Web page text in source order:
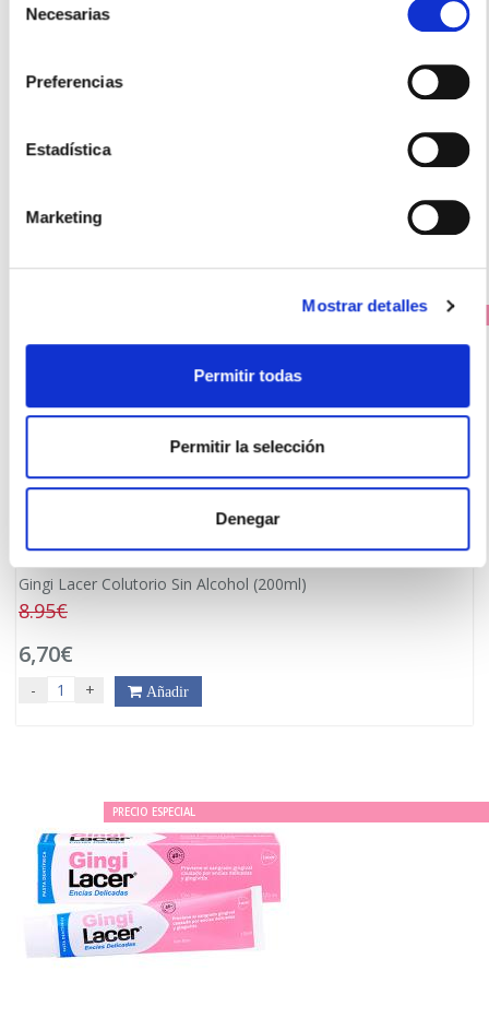
Necesarias
Preferencias
Estadística
Marketing
Mostrar detalles
Permitir todas
Permitir la selección
Denegar
11.95€
- +
LACER
Gingi Lacer Colutorio Sin Alcohol (200ml)
8.95€
6,70€
- + Añadir
PRECIO ESPECIAL